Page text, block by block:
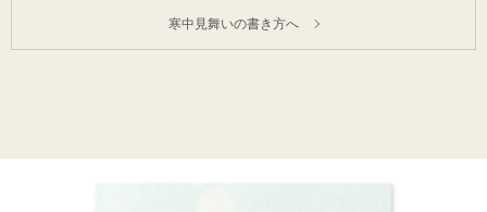
寒中見舞いの書き方へ